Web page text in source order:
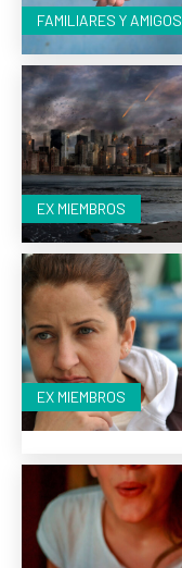
FAMILIARES Y AMIGOS
EX MIEMBROS
EX MIEMBROS